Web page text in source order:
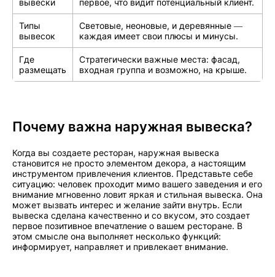
вывески
первое, что видит потенциальный клиент.
Типы
вывесок
Световые, неоновые, и деревянные —
каждая имеет свои плюсы и минусы.
Где
размещать
Стратегически важные места: фасад,
входная группа и возможно, на крыше.
Почему важна наружная вывеска?
Когда вы создаете ресторан, наружная вывеска
становится не просто элементом декора, а настоящим
инструментом привлечения клиентов. Представьте себе
ситуацию: человек проходит мимо вашего заведения и его
внимание мгновенно ловит яркая и стильная вывеска. Она
может вызвать интерес и желание зайти внутрь. Если
вывеска сделана качественно и со вкусом, это создает
первое позитивное впечатление о вашем ресторане. В
этом смысле она выполняет несколько функций:
информирует, направляет и привлекает внимание.